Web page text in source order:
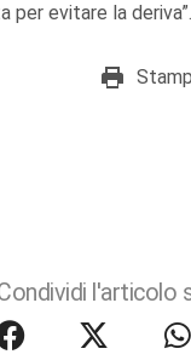
per evitare la deriva”.
l'articolo